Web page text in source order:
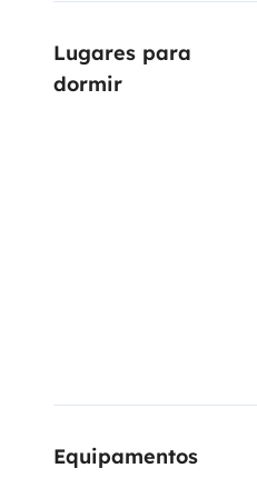
abgeschlossenem
Alugasflaschen.
Durch
eine hohe Zuladung
Gründen nur per
Lugares para
dormir
Equipamentos